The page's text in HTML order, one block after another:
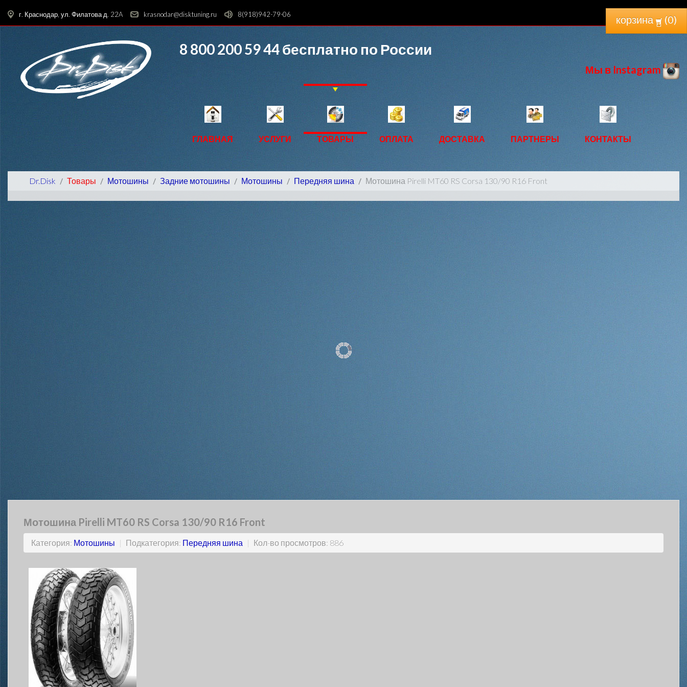
г. Краснодар, ул. Филатова д. 22A krasnodar@disktuning.ru 8(918)942-79-06 корзина (0)
8 800 200 59 44бесплатно по России
Мы в Instagram
ГЛАВНАЯ УСЛУГИ ТОВАРЫ ОПЛАТА ДОСТАВКА ПАРТНЕРЫ КОНТАКТЫ
Dr.Disk Товары Мотошины Задние мотошины Мотошины Передняя шина Мотошина Pirelli MT60 RS Corsa 130/90 R16 Front
Мотошина Pirelli MT60 RS Corsa 130/90 R16 Front
Категория: Мотошины | Подкатегория: Передняя шина | Кол-во просмотров: 886